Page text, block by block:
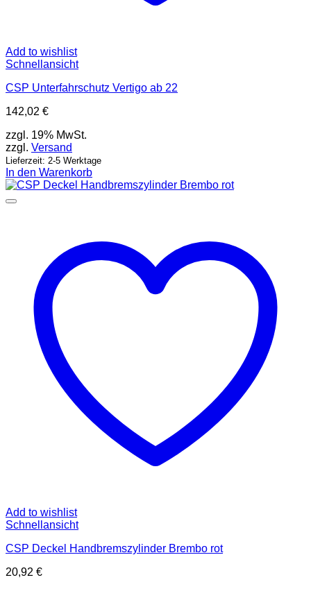
Add to wishlist
Schnellansicht
CSP Unterfahrschutz Vertigo ab 22
142,02 €
zzgl. 19% MwSt.
zzgl. Versand
Lieferzeit: 2-5 Werktage
In den Warenkorb
Add to wishlist
Schnellansicht
CSP Deckel Handbremszylinder Brembo rot
20,92 €